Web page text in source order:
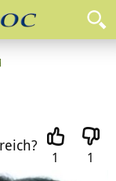
1 1